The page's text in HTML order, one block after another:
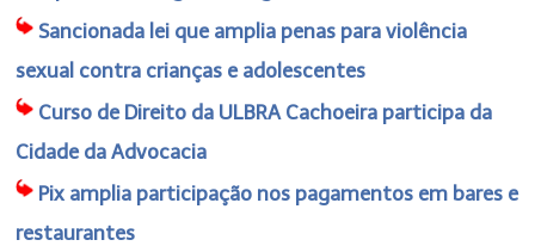
Sancionada lei que amplia penas para violência
sexual contra crianças e adolescentes
Curso de Direito da ULBRA Cachoeira participa da
Cidade da Advocacia
Pix amplia participação nos pagamentos em bares e
restaurantes